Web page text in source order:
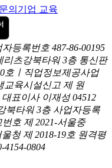
의 기업 교육
등록번호 487-86-00195
리츠강북타워 3층 통신판
호ㅣ직업정보제공사업
교육시설신고 제 원
표이사 이재성 04512
북타워 3층 사업자등록
호 제 2021-서울중
청 제 2018-19호 원격평
0804